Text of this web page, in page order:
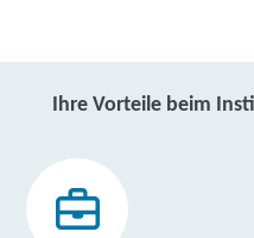
Ihre Vorteile beim